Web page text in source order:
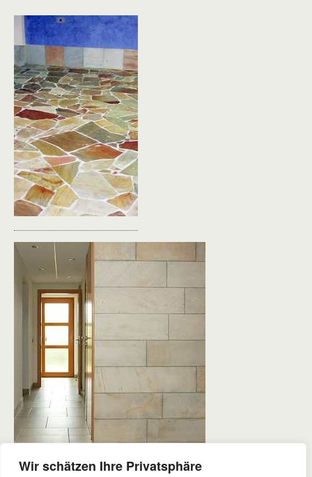
Wir schätzen Ihre Privatsphäre